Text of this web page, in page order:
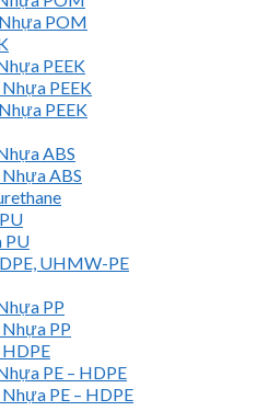
POM
PEEK
PEEK
PEEK
ABS
ABS
PU
UHMW-PE
PP
PP
HDPE
PE – HDPE
PE – HDPE